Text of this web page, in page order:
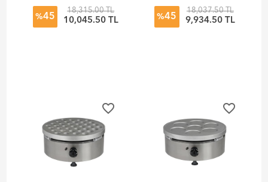
Makinesi, Doğalgazlı
%45
18,315.00 TL
10,045.50 TL
Krep Makinesi,
Doğalgazlı
%45
18,037.50 TL
9,934.50 TL
favorite_border favorite_border